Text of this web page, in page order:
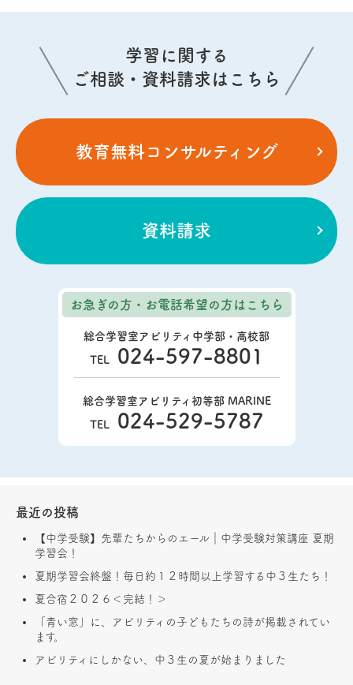
学習に関する
ご相談・資料請求はこちら
教育無料コンサルティング
資料請求
お急ぎの方・お電話希望の方はこちら
総合学習室アビリティ中学部・高校部
TEL 024-597-8801
総合学習室アビリティ初等部 MARINE
TEL 024-529-5787
最近の投稿
【中学受験】先輩たちからのエール｜中学受験対策講座 夏期
学習会！
夏期学習会終盤！毎日約１２時間以上学習する中３生たち！
夏合宿２０２６＜完結！＞
「青い窓」に、アビリティの子どもたちの詩が掲載されてい
ます。
アビリティにしかない、中３生の夏が始まりました